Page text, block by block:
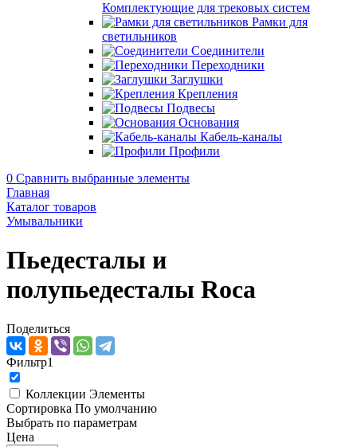
Комплектующие для трековых систем
Рамки для
светильников
Соединители
Переходники
Заглушки
Крепления
Подвесы
Основания
Кабель-каналы
Профили
0 Сравнить выбранные элементы
Главная
Каталог товаров
Умывальники
Пьедесталы и
полупьедесталы Roca
Поделиться
Фильтр1
Коллекции Элементы
Сортировка По умолчанию
Выбрать по параметрам
Цена